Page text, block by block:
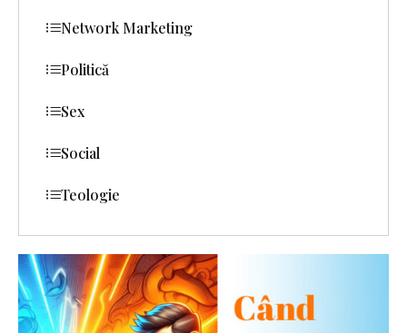
Network Marketing
Politică
Sex
Social
Teologie